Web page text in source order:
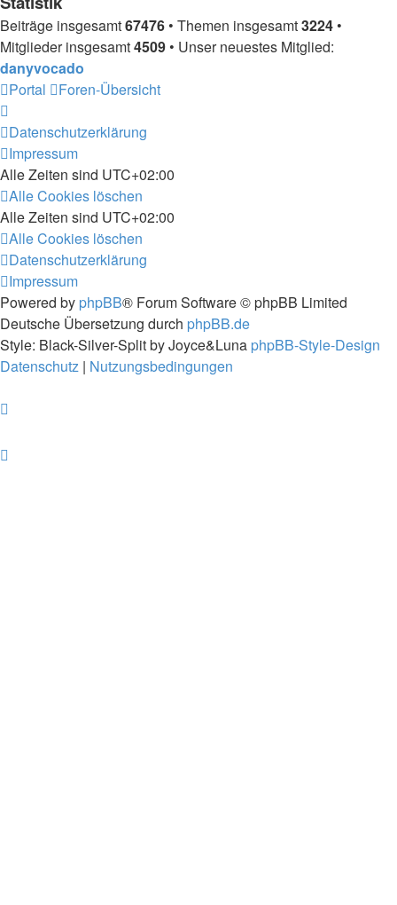
Beiträge insgesamt67476 • Themen insgesamt3224 •
Mitglieder insgesamt4509 • Unser neuestes Mitglied:
danyvocado
Portal
Foren-Übersicht
Datenschutzerklärung
Impressum
Alle Zeiten sind UTC+02:00
Alle Cookies löschen
Alle Zeiten sind UTC+02:00
Alle Cookies löschen
Datenschutzerklärung
Impressum
Powered by phpBB® Forum Software © phpBB Limited
Deutsche Übersetzung durch phpBB.de
Style: Black-Silver-Split by Joyce&Luna phpBB-Style-Design
Datenschutz | Nutzungsbedingungen